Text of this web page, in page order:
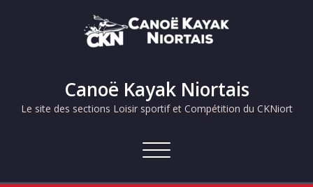
Canoë Kayak Niortais
Le site des sections Loisir sportif et Compétition du CKNiort
Afficher/masquer
navigation